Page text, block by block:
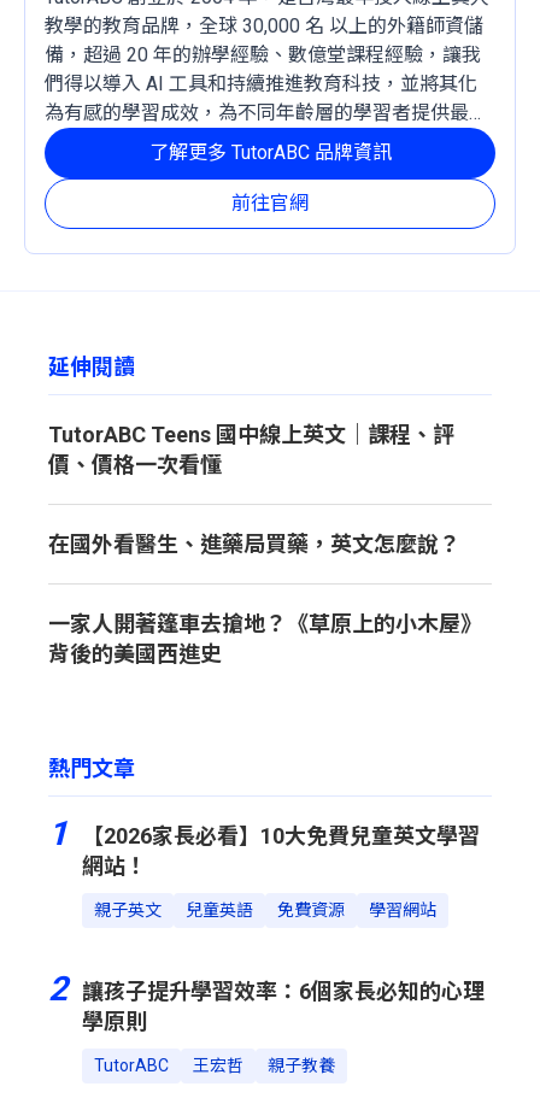
教學的教育品牌，全球 30,000 名 以上的外籍師資儲
備，超過 20 年的辦學經驗、數億堂課程經驗，讓我
們得以導入 AI 工具和持續推進教育科技，並將其化
為有感的學習成效，為不同年齡層的學習者提供最穩
定且有效的成長路徑。
前往官網
了解更多 TutorABC 品牌資訊
延伸閱讀
TutorABC Teens 國中線上英文｜課程、評
價、價格一次看懂
在國外看醫生、進藥局買藥，英文怎麼說？
一家人開著篷車去搶地？《草原上的小木屋》
背後的美國西進史
熱門文章
1
【2026家長必看】10大免費兒童英文學習
網站！
親子英文 兒童英語 免費資源 學習網站
2
讓孩子提升學習效率：6個家長必知的心理
學原則
TutorABC 王宏哲 親子教養